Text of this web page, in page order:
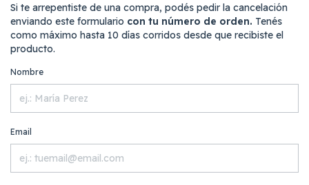
Si te arrepentiste de una compra, podés pedir la cancelación
enviando este formulario con tu número de orden. Tenés
como máximo hasta 10 días corridos desde que recibiste el
producto.
Nombre
Email